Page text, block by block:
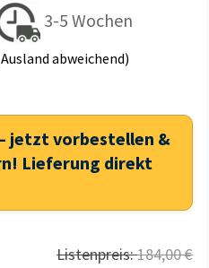
3-5 Wochen
abweichend)
jetzt vorbestellen &
Lieferung direkt
Listenpreis:184,00 €